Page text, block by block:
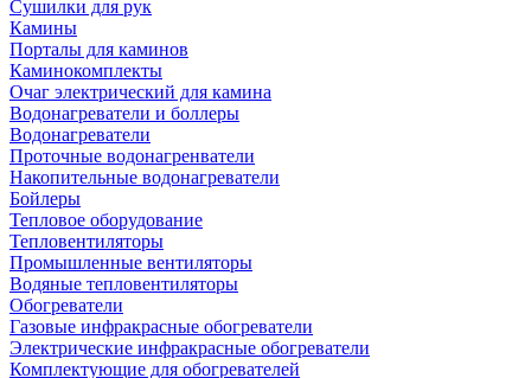
Сушилки для рук
Камины
Порталы для каминов
Каминокомплекты
Очаг электрический для камина
Водонагреватели и боллеры
Водонагреватели
Проточные водонагренватели
Накопительные водонагреватели
Бойлеры
Тепловое оборудование
Тепловентиляторы
Промышленные вентиляторы
Водяные тепловентиляторы
Обогреватели
Газовые инфракрасные обогреватели
Электрические инфракрасные обогреватели
Комплектующие для обогревателей